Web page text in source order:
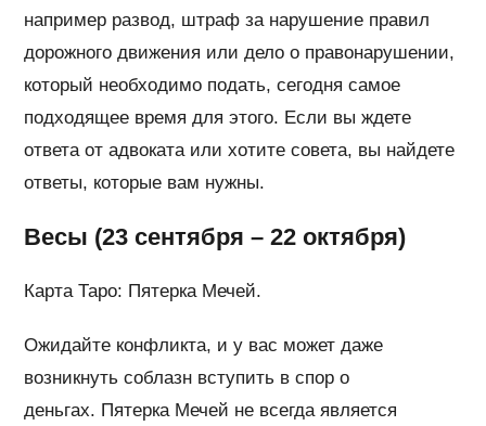
например развод, штраф за нарушение правил
дорожного движения или дело о правонарушении,
который необходимо подать, сегодня самое
подходящее время для этого. Если вы ждете
ответа от адвоката или хотите совета, вы найдете
ответы, которые вам нужны.
Весы (23 сентября – 22 октября)
Карта Таро: Пятерка Мечей.
Ожидайте конфликта, и у вас может даже
возникнуть соблазн вступить в спор о
деньгах. Пятерка Мечей не всегда является